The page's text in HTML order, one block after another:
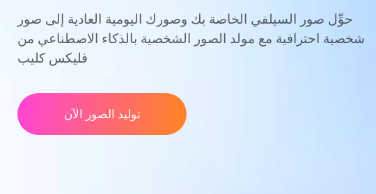
حوِّل صور السيلفي الخاصة بك وصورك اليومية العادية إلى صور
شخصية احترافية مع مولد الصور الشخصية بالذكاء الاصطناعي من
فليكس كليب
توليد الصور الآن